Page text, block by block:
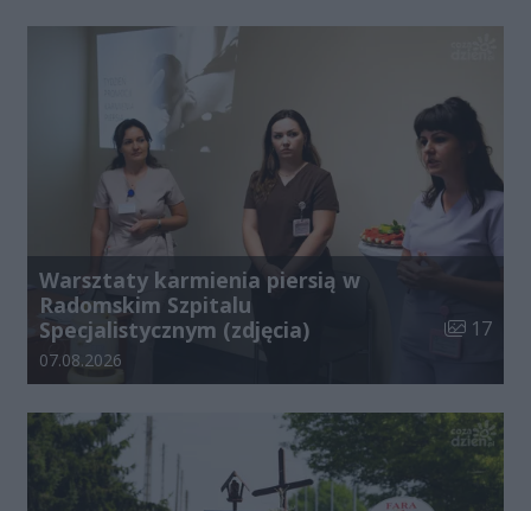
Warsztaty karmienia piersią w
Radomskim Szpitalu
Specjalistycznym (zdjęcia)
Liczba
17
Data dodania galerii:
07.08.2026